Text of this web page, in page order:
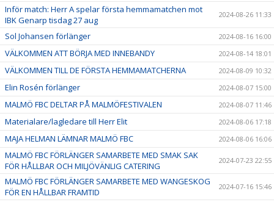
Inför match: Herr A spelar första hemmamatchen mot
IBK Genarp tisdag 27 aug
2024-08-26 11:33
Sol Johansen förlänger 2024-08-16 16:00
VÄLKOMMEN ATT BÖRJA MED INNEBANDY 2024-08-14 18:01
VÄLKOMMEN TILL DE FÖRSTA HEMMAMATCHERNA 2024-08-09 10:32
Elin Rosén förlänger 2024-08-07 15:00
MALMÖ FBC DELTAR PÅ MALMÖFESTIVALEN 2024-08-07 11:46
Materialare/lagledare till Herr Elit 2024-08-06 17:18
MAJA HELMAN LÄMNAR MALMÖ FBC 2024-08-06 16:06
MALMÖ FBC FÖRLÄNGER SAMARBETE MED SMAK SAK
FÖR HÅLLBAR OCH MILJÖVÄNLIG CATERING
2024-07-23 22:55
MALMÖ FBC FÖRLÄNGER SAMARBETE MED WANGESKOG
FÖR EN HÅLLBAR FRAMTID
2024-07-16 15:46